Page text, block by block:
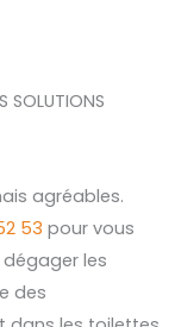
SOLUTIONS
agréables.
53 pour vous
les
des